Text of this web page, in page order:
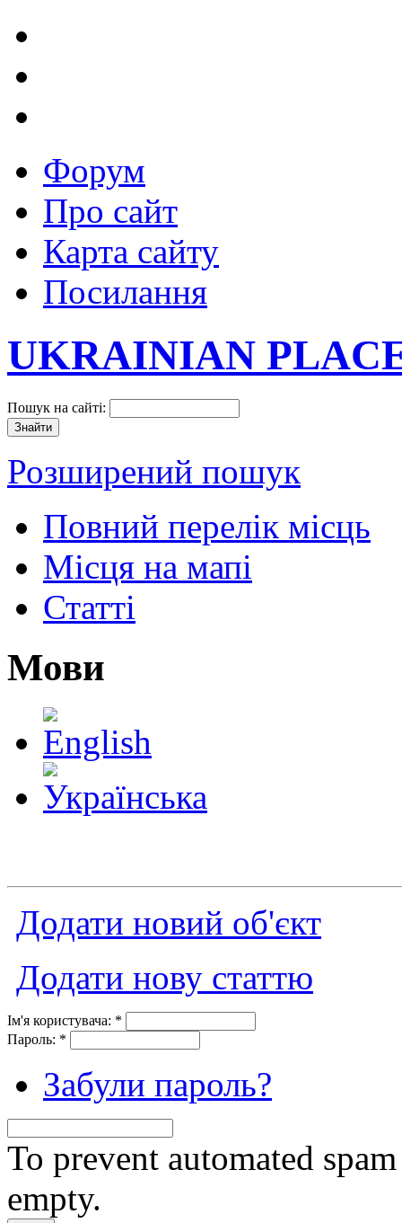
Форум
Про сайт
Карта сайту
Посилання
UKRAINIAN
Пошук на сайті:
Розширений пошук
Повний перелік місць
Місця на мапі
Статті
Мови
Додати новий об'єкт
Додати нову статтю
Ім'я користувача: *
Пароль: *
Забули пароль?
To prevent automated
empty.